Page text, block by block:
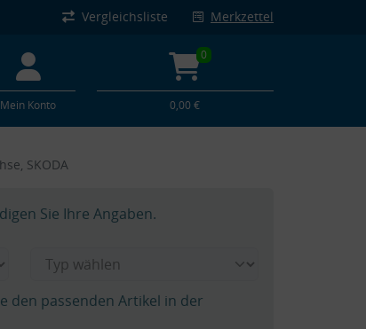
Vergleichsliste Merkzettel
Mein Konto
0
0,00 €
SKODA
Sie Ihre Angaben.
den passenden Artikel in der